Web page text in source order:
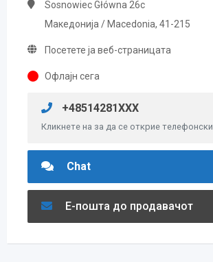
Sosnowiec Główna 26c
Македонија / Macedonia, 41-215
Посетете ја веб-страницата
Офлајн сега
+48514281XXX
Кликнете на за да се открие телефонски
Chat
Е-пошта до продавачот